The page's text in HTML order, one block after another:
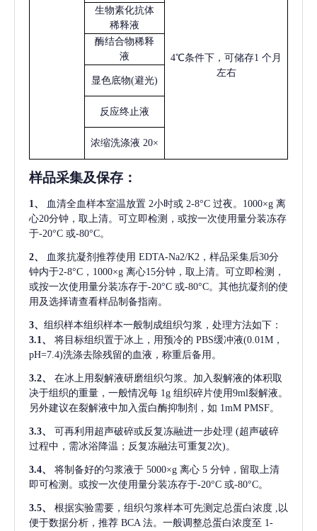
4℃条件下，可储存1 个月
左右
生物素化抗体
稀释液
酶结合物稀释
液
显色底物(避光)
反应终止液
浓缩洗涤液 20×
样品采集及保存 ：
1、 血清全血样本室温放置 2小时或 2-8°C 过夜。1000×g 离
心20分钟，取上清。可立即检测，或按一次使用量分装冻存
于-20°C 或-80°C。
2、 血浆抗凝剂推荐使用 EDTA-Na2/K2，样品采集后30分
钟内于2-8°C，1000×g 离心15分钟，取上清。可立即检测，
或按一次使用量分装冻存于-20°C 或-80°C。其他抗凝剂的使
用及选择请查看样品制备指南。
3、 组织样本组织样本一般制成组织匀浆，处理方法如下：
3.1、
将目标组织置于冰上，用预冷的 PBS缓冲液(0.01M，
pH=7.4)洗涤去除残留的血液，称重后备用。
3.2、
在冰上用裂解液研磨组织匀浆。加入裂解液的体积取
决于组织的重量，一般情况每 1g 组织碎片使用9ml裂解液。
另外建议在裂解液中加入蛋白酶抑制剂，如 1mM PMSF。
3.3、 可再利用超声破碎或反复冻融进一步处理 (超声破碎
过程中，需冰浴降温；反复冻融法可重复2次)。
3.4、 将制备好的匀浆液于 5000×g 离心 5 分钟，留取上清
即可检测。或按一次使用量分装冻存于-20°C 或-80°C。
3.5、 根据实验需要，组织匀浆样本可先测定总蛋白浓度
,以
便于数据分析，推荐 BCA 法。一般调整总蛋白浓度至 1-